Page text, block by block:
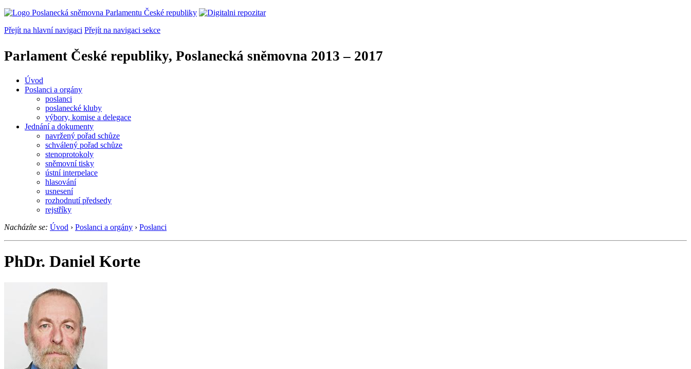
Přejít na hlavní navigaci Přejít na navigaci sekce
Parlament České republiky, Poslanecká sněmovna 2013 – 2017
Úvod
Poslanci a orgány
poslanci
poslanecké kluby
výbory, komise a delegace
Jednání a dokumenty
navržený pořad schůze
schválený pořad schůze
stenoprotokoly
sněmovní tisky
ústní interpelace
hlasování
usnesení
rozhodnutí předsedy
rejstříky
Nacházíte se: Úvod › Poslanci a orgány › Poslanci
PhDr. Daniel Korte